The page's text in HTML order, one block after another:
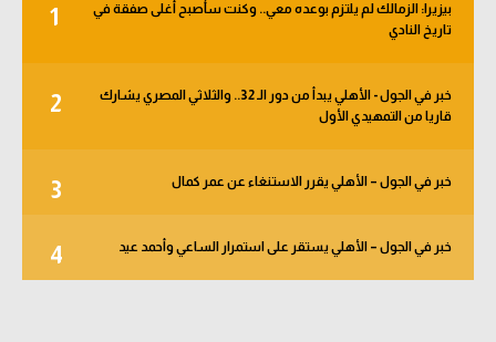
1
بيزيرا: الزمالك لم يلتزم بوعده معي.. وكنت سأصبح أغلى صفقة في
تاريخ النادي
2
خبر في الجول - الأهلي يبدأ من دور الـ 32.. والثلاثي المصري يشارك
قاريا من التمهيدي الأول
3 خبر في الجول – الأهلي يقرر الاستنغاء عن عمر كمال
4 خبر في الجول – الأهلي يستقر على استمرار الساعي وأحمد عيد